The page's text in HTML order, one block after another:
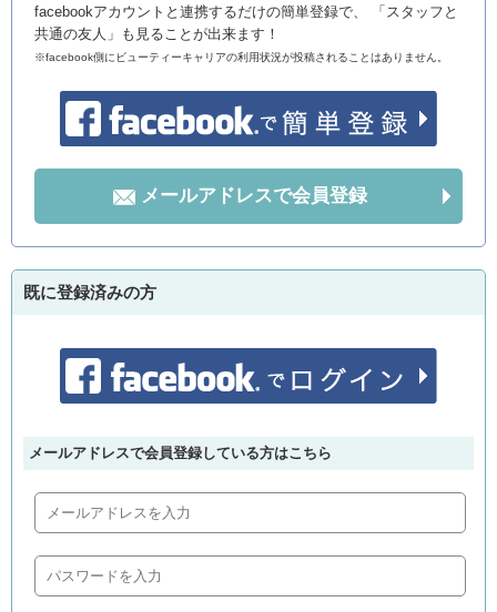
facebookアカウントと連携するだけの簡単登録で、 「スタッフと
共通の友人」も見ることが出来ます！
※facebook側にビューティーキャリアの利用状況が投稿されることはありません。
メールアドレスで会員登録
既に登録済みの方
メールアドレスで会員登録している方はこちら